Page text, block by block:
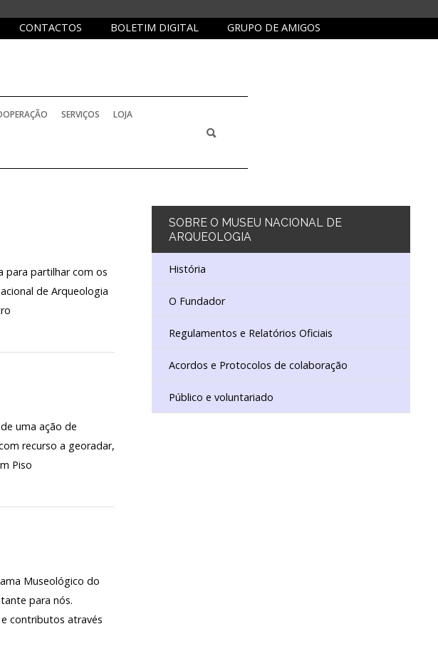
GRUPO DE AMIGOS
BOLETIM DIGITAL
CONTACTOS
SERVIÇOS LOJA
para partilhar com os
de Arqueologia
uma ação de
recurso a georadar,
Piso
Museológico do
para nós.
contributos através
SOBRE O MUSEU NACIONAL DE
ARQUEOLOGIA
História
O Fundador
Regulamentos e Relatórios Oficiais
Acordos e Protocolos de colaboração
Público e voluntariado